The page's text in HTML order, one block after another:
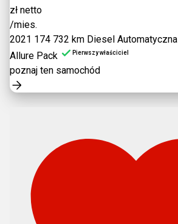
zł netto
/mies.
2021 174 732 km Diesel Automatyczna
Allure Pack
Pierwszy właściciel
poznaj ten samochód